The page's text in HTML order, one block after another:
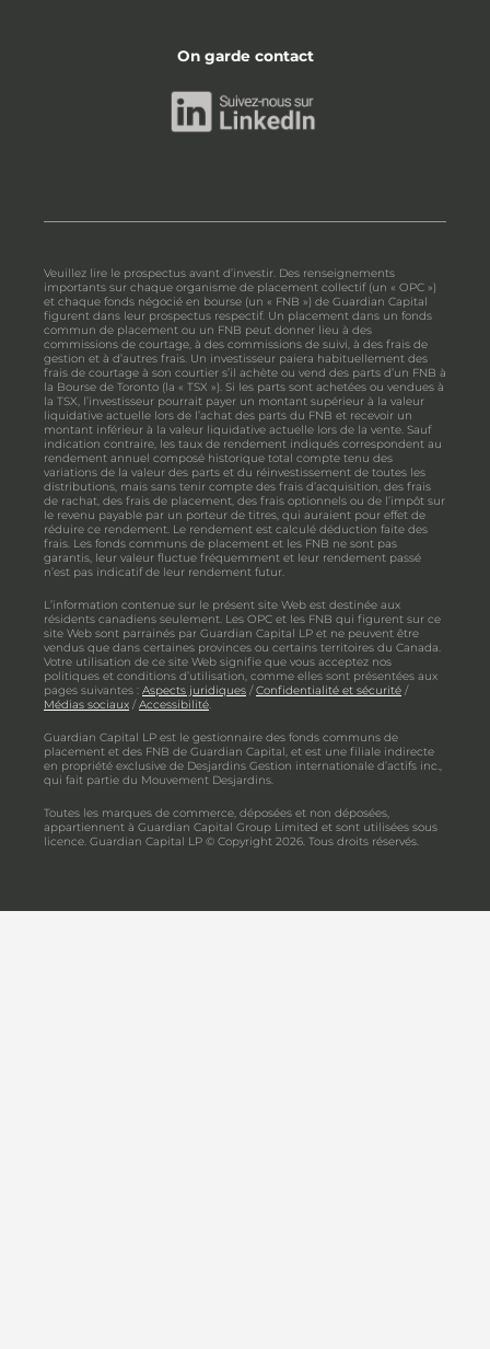
On garde contact
Veuillez lire le prospectus avant d’investir. Des renseignements
importants sur chaque organisme de placement collectif (un « OPC »)
et chaque fonds négocié en bourse (un « FNB ») de Guardian Capital
figurent dans leur prospectus respectif. Un placement dans un fonds
commun de placement ou un FNB peut donner lieu à des
commissions de courtage, à des commissions de suivi, à des frais de
gestion et à d’autres frais. Un investisseur paiera habituellement des
frais de courtage à son courtier s’il achète ou vend des parts d’un FNB à
la Bourse de Toronto (la « TSX »). Si les parts sont achetées ou vendues à
la TSX, l’investisseur pourrait payer un montant supérieur à la valeur
liquidative actuelle lors de l’achat des parts du FNB et recevoir un
montant inférieur à la valeur liquidative actuelle lors de la vente. Sauf
indication contraire, les taux de rendement indiqués correspondent au
rendement annuel composé historique total compte tenu des
variations de la valeur des parts et du réinvestissement de toutes les
distributions, mais sans tenir compte des frais d’acquisition, des frais
de rachat, des frais de placement, des frais optionnels ou de l’impôt sur
le revenu payable par un porteur de titres, qui auraient pour effet de
réduire ce rendement. Le rendement est calculé déduction faite des
frais. Les fonds communs de placement et les FNB ne sont pas
garantis, leur valeur fluctue fréquemment et leur rendement passé
n’est pas indicatif de leur rendement futur.
L’information contenue sur le présent site Web est destinée aux
résidents canadiens seulement. Les OPC et les FNB qui figurent sur ce
site Web sont parrainés par Guardian Capital LP et ne peuvent être
vendus que dans certaines provinces ou certains territoires du Canada.
Votre utilisation de ce site Web signifie que vous acceptez nos
politiques et conditions d’utilisation, comme elles sont présentées aux
pages suivantes : Aspects juridiques /Confidentialité et sécurité /
Médias sociaux /Accessibilité.
Guardian Capital LP est le gestionnaire des fonds communs de
placement et des FNB de Guardian Capital, et est une filiale indirecte
en propriété exclusive de Desjardins Gestion internationale d’actifs inc.,
qui fait partie du Mouvement Desjardins.
Toutes les marques de commerce, déposées et non déposées,
appartiennent à Guardian Capital Group Limited et sont utilisées sous
licence. Guardian Capital LP © Copyright 2026. Tous droits réservés.